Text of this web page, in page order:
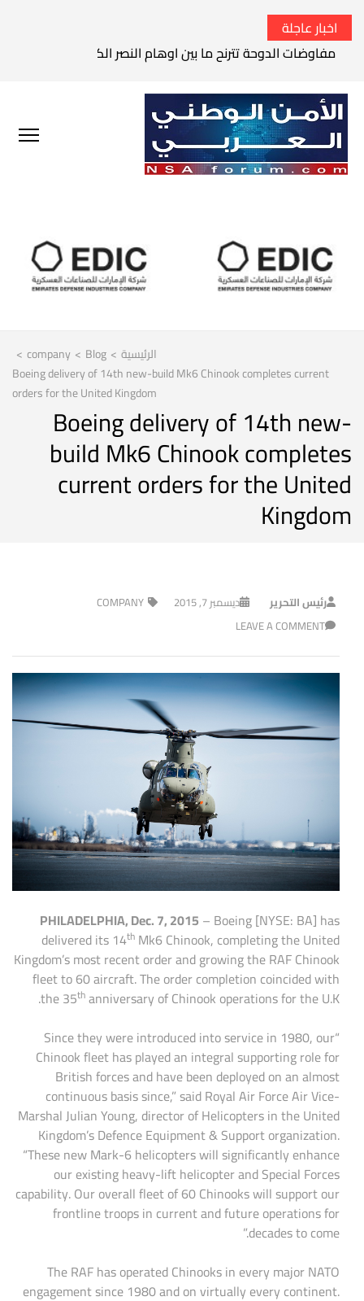
اخبار عاجلة
مفاوضات الدوحة تترنح ما بين اوهام النصر الكامل وواقع
الرئيسية >
Blog
>
company
>
Boeing delivery of 14th new-build Mk6 Chinook completes current
orders for the United Kingdom
Boeing delivery of 14th new-
build Mk6 Chinook completes
current orders for the United
Kingdom
رئيس التحرير ديسمبر 7, 2015
COMPANY
LEAVE A COMMENT
PHILADELPHIA, Dec. 7, 2015 – Boeing [NYSE: BA] has
delivered its 14th Mk6 Chinook, completing the United
Kingdom’s most recent order and growing the RAF Chinook
fleet to 60 aircraft. The order completion coincided with
the 35thanniversary of Chinook operations for the U.K.
“Since they were introduced into service in 1980, our
Chinook fleet has played an integral supporting role for
British forces and have been deployed on an almost
continuous basis since,” said Royal Air Force Air Vice-
Marshal Julian Young, director of Helicopters in the United
Kingdom’s Defence Equipment & Support organization.
“These new Mark-6 helicopters will significantly enhance
our existing heavy-lift helicopter and Special Forces
capability. Our overall fleet of 60 Chinooks will support our
frontline troops in current and future operations for
decades to come.”
The RAF has operated Chinooks in every major NATO
engagement since 1980 and on virtually every continent.